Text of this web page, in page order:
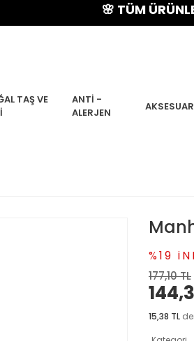
🌸 TÜM
TAŞ VE
ANTI -
ALERJEN
AKSESUAR
%19
177,10 TL
15,38 TL